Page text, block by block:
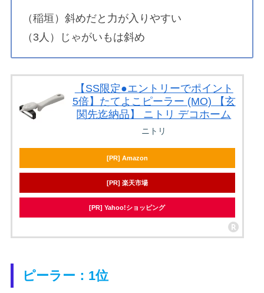
（稲垣）斜めだと力が入りやすい
（3人）じゃがいもは斜め
【SS限定●エントリーでポイント
5倍】たてよこピーラー (MO) 【玄
関先迄納品】 ニトリ デコホーム
ニトリ
[PR] Amazon
[PR] 楽天市場
[PR] Yahoo!ショッピング
ピーラー：1位